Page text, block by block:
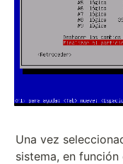
Una vez
sistema, en